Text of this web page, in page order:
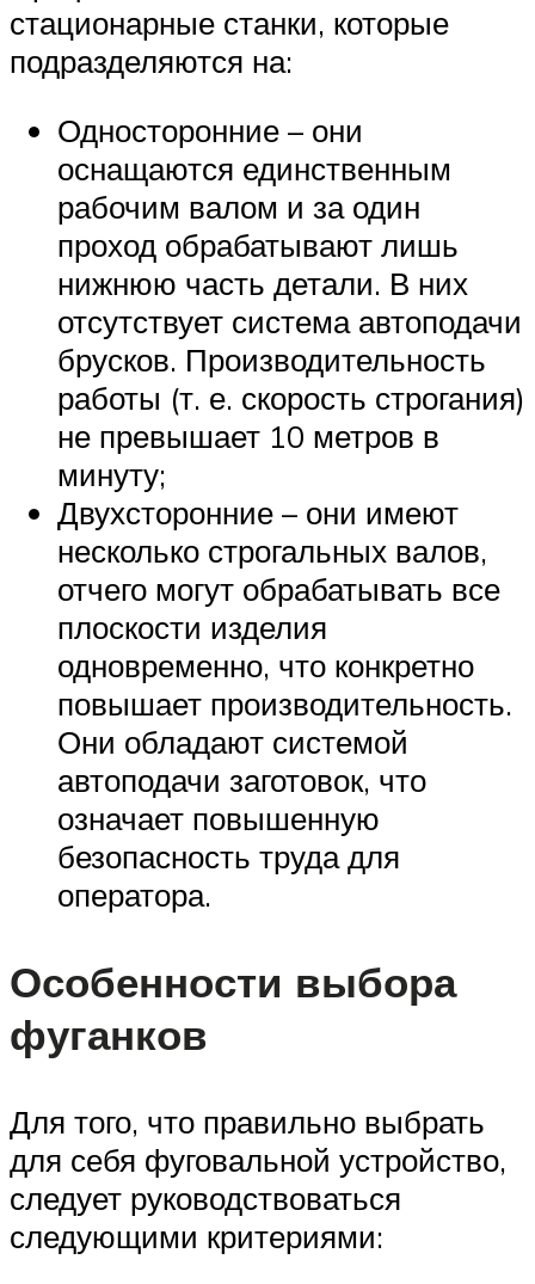
стационарные станки, которые
подразделяются на:
Односторонние – они
оснащаются единственным
рабочим валом и за один
проход обрабатывают лишь
нижнюю часть детали. В них
отсутствует система автоподачи
брусков. Производительность
работы (т. е. скорость строгания)
не превышает 10 метров в
минуту;
Двухсторонние – они имеют
несколько строгальных валов,
отчего могут обрабатывать все
плоскости изделия
одновременно, что конкретно
повышает производительность.
Они обладают системой
автоподачи заготовок, что
означает повышенную
безопасность труда для
оператора.
Особенности выбора
фуганков
Для того, что правильно выбрать
для себя фуговальной устройство,
следует руководствоваться
следующими критериями: